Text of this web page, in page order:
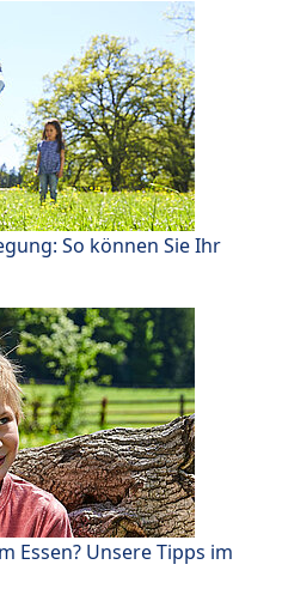
So können Sie Ihr
Essen? Unsere Tipps im